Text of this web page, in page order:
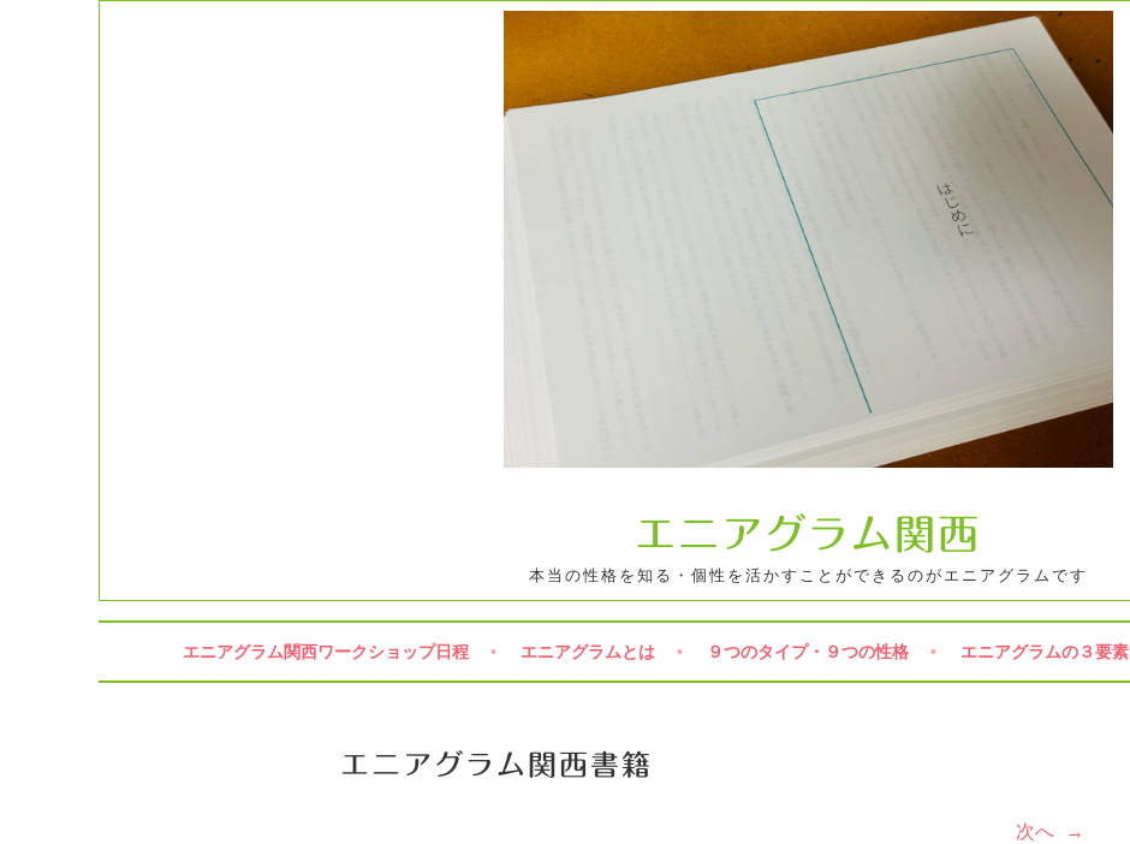
エニアグラム関西
本当の性格を知る・個性を活かすことができるのがエニアグラムです
エニアグラム関西ワークショップ日程 エニアグラムとは ９つのタイプ・９つの性格 エニアグラムの３要素
エニアグラム関西書籍
次へ